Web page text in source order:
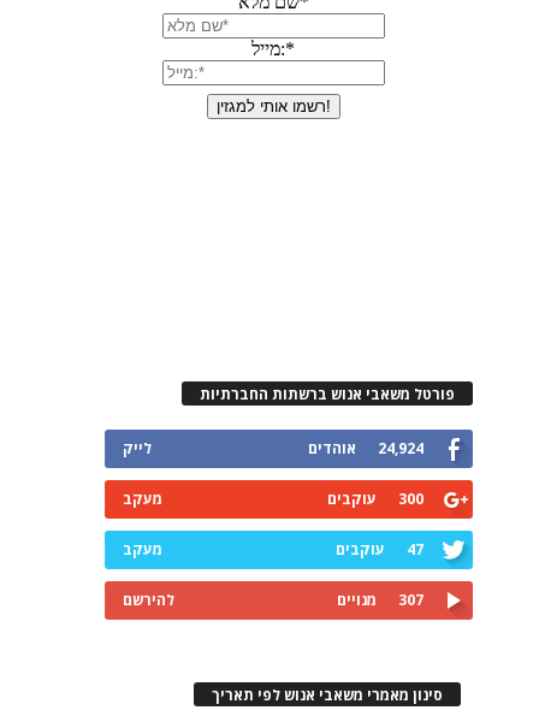
פורטל משאבי אנוש ברשתות החברתיות
24,924 אוהדים לייק
300 עוקבים מעקב
47 עוקבים מעקב
307 מנויים להירשם
סינון מאמרי משאבי אנוש לפי תאריך